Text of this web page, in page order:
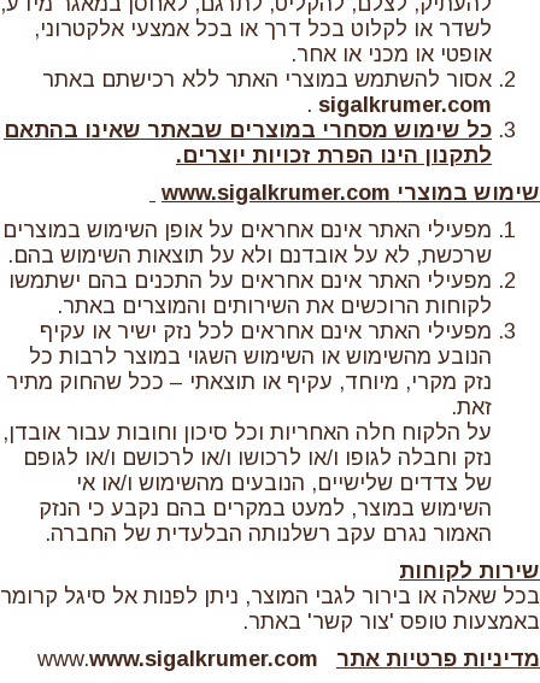
לשדר או לקלוט בכל דרך או בכל אמצעי אלקטרוני,
אופטי או מכני או אחר.
אסור להשתמש במוצרי האתר ללא רכישתם באתר
sigalkrumer.com
.
כל שימוש מסחרי במוצרים שבאתר שאינו בהתאם
לתקנון הינו הפרת זכויות יוצרים.
שימוש במוצרי www.sigalkrumer.com
מפעילי האתר אינם אחראים על אופן השימוש במוצרים
שרכשת, לא על אובדנם ולא על תוצאות השימוש בהם.
מפעילי האתר אינם אחראים על התכנים בהם ישתמשו
לקוחות הרוכשים את השירותים והמוצרים באתר.
מפעילי האתר אינם אחראים לכל נזק ישיר או עקיף
הנובע מהשימוש או השימוש השגוי במוצר לרבות כל
נזק מקרי, מיוחד, עקיף או תוצאתי – ככל שהחוק מתיר
זאת.
על הלקוח חלה האחריות וכל סיכון וחובות עבור אובדן,
נזק וחבלה לגופו ו/או לרכושו ו/או לרכושם ו/או לגופם
של צדדים שלישיים, הנובעים מהשימוש ו/או אי
השימוש במוצר, למעט במקרים בהם נקבע כי הנזק
האמור נגרם עקב רשלנותה הבלעדית של החברה.
שירות לקוחות
בכל שאלה או בירור לגבי המוצר, ניתן לפנות אל סיגל קרומר
באמצעות טופס 'צור קשר' באתר.
מדיניות פרטיות אתר
www.sigalkrumer.com